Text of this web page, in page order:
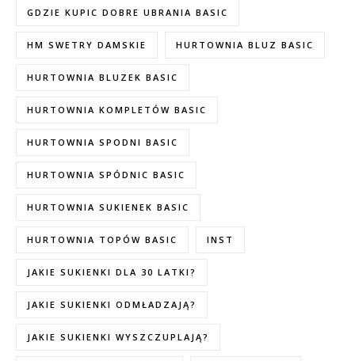
GDZIE KUPIC DOBRE UBRANIA BASIC
HM SWETRY DAMSKIE HURTOWNIA BLUZ BASIC
HURTOWNIA BLUZEK BASIC
HURTOWNIA KOMPLETÓW BASIC
HURTOWNIA SPODNI BASIC
HURTOWNIA SPÓDNIC BASIC
HURTOWNIA SUKIENEK BASIC
HURTOWNIA TOPÓW BASIC INST
JAKIE SUKIENKI DLA 30 LATKI?
JAKIE SUKIENKI ODMŁADZAJĄ?
JAKIE SUKIENKI WYSZCZUPLAJĄ?